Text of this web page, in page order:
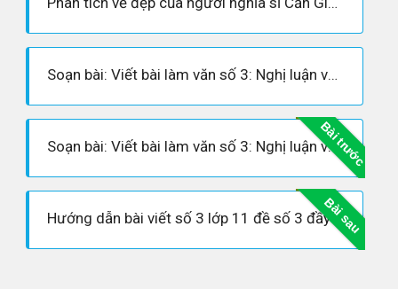
Soạn bài: Viết bài làm văn số 3: Nghị luận văn học
Bài trước
Soạn bài: Viết bài làm văn số 3: Nghị luận văn học
Bài sau
Hướng dẫn bài viết số 3 lớp 11 đề số 3 đầy đủ nhất